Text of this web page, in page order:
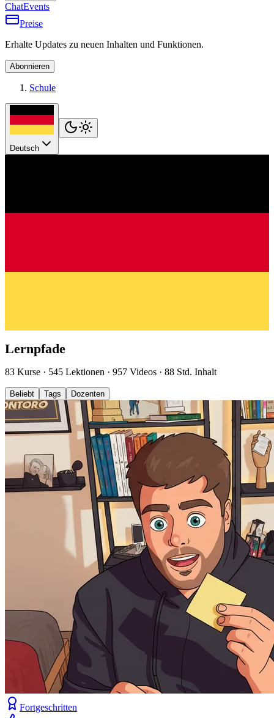
ChatEvents
Preise
Erhalte Updates zu neuen Inhalten und Funktionen.
Abonnieren
Schule
Deutsch
Lernpfade
83 Kurse · 545 Lektionen · 957 Videos · 88 Std. Inhalt
Beliebt Tags Dozenten
Fortgeschritten